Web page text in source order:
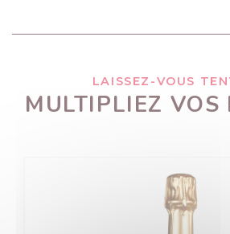
LAISSEZ-VOUS
MULTIPLIEZ VOS